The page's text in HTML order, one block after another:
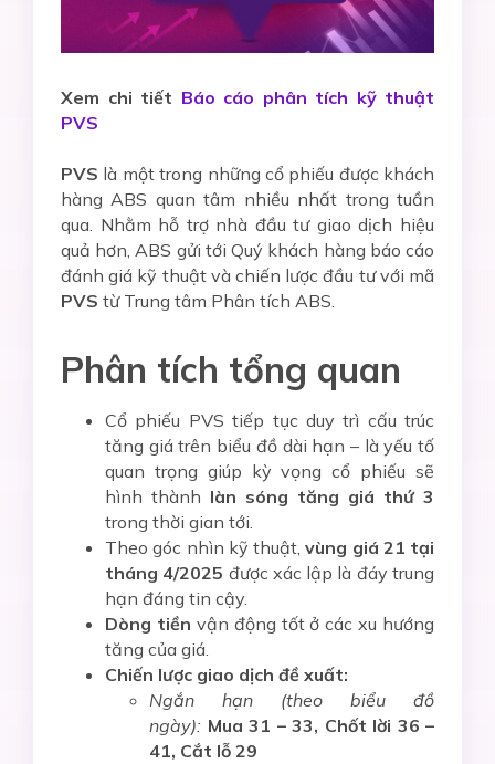
Xem chi tiết Báo cáo phân tích kỹ thuật
PVS
PVS là một trong những cổ phiếu được khách
hàng ABS quan tâm nhiều nhất trong tuần
qua. Nhằm hỗ trợ nhà đầu tư giao dịch hiệu
quả hơn, ABS gửi tới Quý khách hàng báo cáo
đánh giá kỹ thuật và chiến lược đầu tư với mã
PVS từ Trung tâm Phân tích ABS.
Phân tích tổng quan
Cổ phiếu PVS tiếp tục duy trì cấu trúc
tăng giá trên biểu đồ dài hạn – là yếu tố
quan trọng giúp kỳ vọng cổ phiếu sẽ
hình thành làn sóng tăng giá thứ 3
trong thời gian tới.
Theo góc nhìn kỹ thuật,vùng giá 21 tại
tháng 4/2025 được xác lập là đáy trung
hạn đáng tin cậy.
Dòng tiền vận động tốt ở các xu hướng
tăng của giá.
Chiến lược giao dịch đề xuất:
Ngắn hạn (theo biểu đồ
ngày): Mua 31 – 33, Chốt lời 36 –
41, Cắt lỗ 29